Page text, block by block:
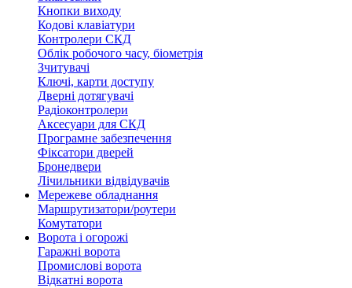
Кнопки виходу
Кодові клавіатури
Контролери СКД
Облік робочого часу, біометрія
Зчитувачі
Ключі, карти доступу
Дверні дотягувачі
Радіоконтролери
Аксесуари для СКД
Програмне забезпечення
Фіксатори дверей
Бронедвери
Лічильники відвідувачів
Мережеве обладнання
Маршрутизатори/роутери
Комутатори
Ворота і огорожі
Гаражні ворота
Промислові ворота
Відкатні ворота